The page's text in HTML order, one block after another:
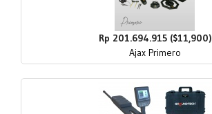
Rp 201.694.915 ($11,900)
Ajax Primero